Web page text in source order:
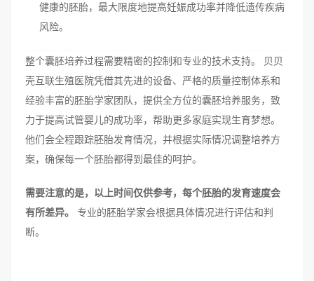
健康的胚胎，最大限度地提高妊娠成功率并降低遗传疾病
风险。
整个囊胚培养过程需要精密的控制和专业的技术支持。 贝贝
壳互联生殖医院凭借其先进的设备、严格的质量控制体系和
经验丰富的胚胎学家团队，提供全方位的囊胚培养服务，致
力于提高试管婴儿的成功率，帮助更多家庭实现生育梦想。
他们会全程跟踪胚胎发育情况，并根据实际情况调整培养方
案，确保每一个胚胎都得到最佳的呵护。
需要注意的是，以上时间仅供参考，每个胚胎的发育速度会
有所差异。
专业的胚胎学家会根据具体情况进行评估和判
断。